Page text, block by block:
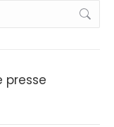
presse